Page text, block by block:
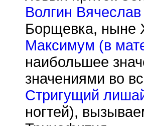
Волгин
Борщевка, ныне
Максимум (в
наибольшее
значениями во
Стригущий
ногтей),